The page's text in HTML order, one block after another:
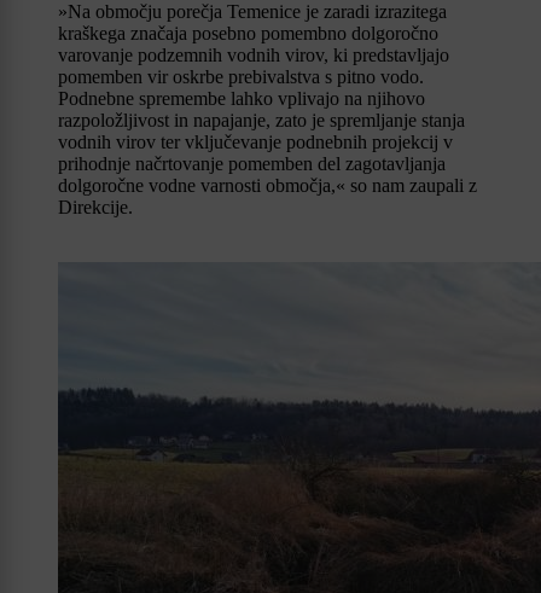
»Na območju porečja Temenice je zaradi izrazitega
kraškega značaja posebno pomembno dolgoročno
varovanje podzemnih vodnih virov, ki predstavljajo
pomemben vir oskrbe prebivalstva s pitno vodo.
Podnebne spremembe lahko vplivajo na njihovo
razpoložljivost in napajanje, zato je spremljanje stanja
vodnih virov ter vključevanje podnebnih projekcij v
prihodnje načrtovanje pomemben del zagotavljanja
dolgoročne vodne varnosti območja,« so nam zaupali z
Direkcije.